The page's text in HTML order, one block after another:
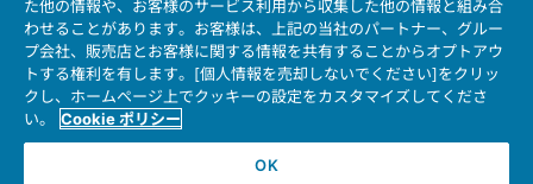
ウェブアクセシビリティ方針
マイナンバー情報保護ポリシー
当社ウェブサイトのご利用について
ソーシャルメディア公式アカウント運用ポリシー
た他の情報や、お客様のサービス利用から収集した他の情報と組み合
わせることがあります。お客様は、上記の当社のパートナー、グルー
プ会社、販売店とお客様に関する情報を共有することからオプトアウ
トする権利を有します。[個人情報を売却しないでください]をクリッ
クし、ホームページ上でクッキーの設定をカスタマイズしてくださ
い。
Cookie ポリシー
OK